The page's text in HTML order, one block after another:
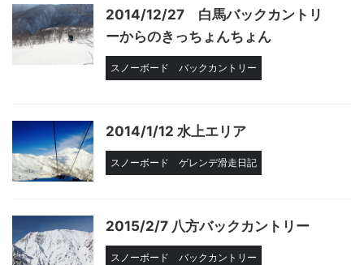
2014/12/27 白馬バックカントリ
ーからのきっちょんちょん
スノーボード バックカントリー
2014/1/12 水上エリア
スノーボード ゲレンデ滑走日記
2015/2/7 八方バックカントリー
スノーボード バックカントリー